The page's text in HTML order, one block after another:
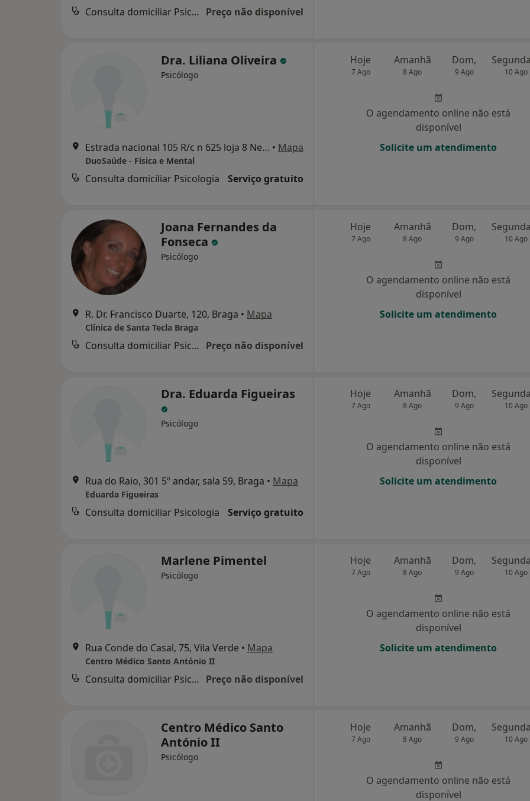
Consulta domiciliar Psicologia Preço não disponível
Dra. Liliana Oliveira
Psicólogo
Estrada nacional 105 R/c n 625 loja 8 Nespereira, Guimarães • Mapa
DuoSaúde - Fisica e Mental
Consulta domiciliar Psicologia Serviço gratuito
Hoje
7 Ago
Amanhã
8 Ago
Dom,
9 Ago 10 Ago
O agendamento online não está
disponível
Solicite um atendimento
Joana Fernandes da
Fonseca
Psicólogo
R. Dr. Francisco Duarte, 120, Braga • Mapa
Clínica de Santa Tecla Braga
Consulta domiciliar Psicologia Preço não disponível
Hoje
7 Ago
Amanhã
8 Ago
Dom,
9 Ago 10 Ago
O agendamento online não está
disponível
Solicite um atendimento
Dra. Eduarda Figueiras
Psicólogo
Rua do Raio, 301 5º andar, sala 59, Braga • Mapa
Eduarda Figueiras
Consulta domiciliar Psicologia Serviço gratuito
Hoje
7 Ago
Amanhã
8 Ago
Dom,
9 Ago 10 Ago
O agendamento online não está
disponível
Solicite um atendimento
Marlene Pimentel
Psicólogo
Rua Conde do Casal, 75, Vila Verde • Mapa
Centro Médico Santo António II
Consulta domiciliar Psicologia Preço não disponível
Hoje
7 Ago
Amanhã
8 Ago
Dom,
9 Ago 10 Ago
O agendamento online não está
disponível
Solicite um atendimento
Centro Médico Santo
António II
Psicólogo
Hoje
7 Ago
Amanhã
8 Ago
Dom,
9 Ago 10 Ago
O agendamento online não está
disponível